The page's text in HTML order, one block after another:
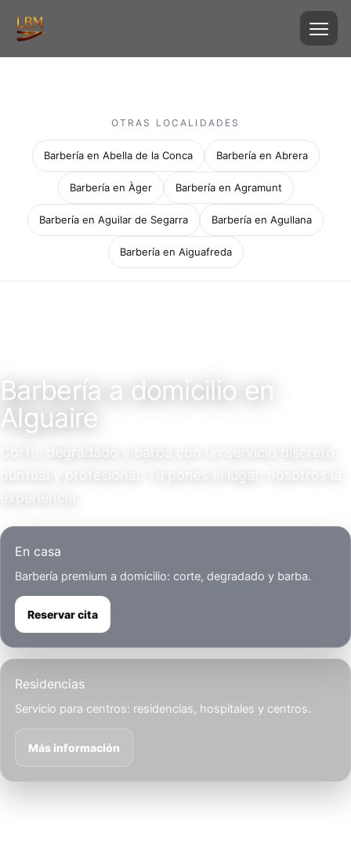
OTRAS LOCALIDADES
Barbería en Abella de la Conca Barbería en Abrera
Barbería en Àger Barbería en Agramunt
Barbería en Aguilar de Segarra Barbería en Agullana
Barbería en Aiguafreda
Barbería a domicilio en
Alguaire
Corte, degradado y barba con un servicio discreto,
puntual y profesional. Tú pones el lugar, nosotros la
En casa
Barbería premium a domicilio: corte, degradado y barba.
Reservar cita
Residencias
Servicio para centros: residencias, hospitales y centros.
Más información